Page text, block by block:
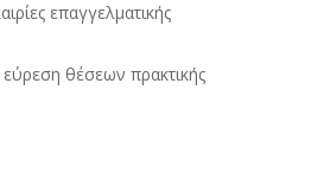
επαγγελµατικής
εύρεση θέσεων πρακτικής